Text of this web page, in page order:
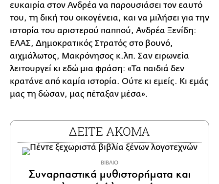
ευκαιρία στον Ανδρέα να παρουσιάσει τον εαυτό
του, τη δική του οικογένεια, και να μιλήσει για την
ιστορία του αριστερού παππού, Ανδρέα Ξενίδη:
ΕΛΑΣ, Δημοκρατικός Στρατός στο βουνό,
αιχμάλωτος, Μακρόνησος κ.λπ. Σαν ειρωνεία
λειτουργεί κι εδώ μια φράση: «Τα παιδιά δεν
κρατάνε από καμία ιστορία. Ούτε κι εμείς. Κι εμάς
μας τη δώσαν, μας πέταξαν μέσα».
ΔΕΙΤΕ ΑΚΟΜΑ
ΒΙΒΛΙΟ
Συναρπαστικά μυθιστορήματα και